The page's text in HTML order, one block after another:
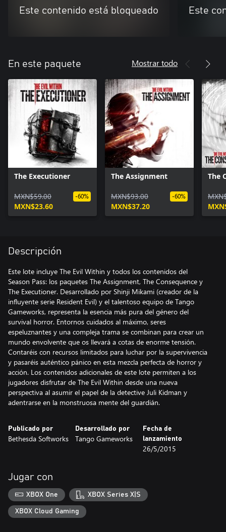
Este contenido está bloqueado Este
En este paquete Mostrar todo
The Executioner
MXN$59.00
MXN$23.60
-60%
The Assignment
MXN$93.00
MXN$37.20
-60%
The
Descripción
Este lote incluye The Evil Within y todos los contenidos del
Season Pass: los paquetes The Assignment, The Consequence y
The Executioner. Desarrollado por Shinji Mikami (creador de la
influyente serie Resident Evil) y el talentoso equipo de Tango
Gameworks, representa la esencia más pura del género del
survival horror. Entornos cuidados al máximo, seres
espeluznantes y una compleja trama se combinan para crear un
mundo envolvente que os llevará a cotas de enorme tensión.
Contaréis con recursos limitados para luchar por la supervivencia
y pasaréis auténtico pánico en esta mezcla perfecta de horror y
acción. Los contenidos adicionales de este lote permiten a los
jugadores disfrutar de The Evil Within desde una nueva
perspectiva al asumir el papel de la detective Juli Kidman y
adentrarse en la monstruosa mente del guardián.
Publicado por
Bethesda Softworks
Desarrollado por
Tango Gameworks
Fecha de
lanzamiento
26/5/2015
Jugar con
XBOX One XBOX Series X|S
XBOX Cloud Gaming